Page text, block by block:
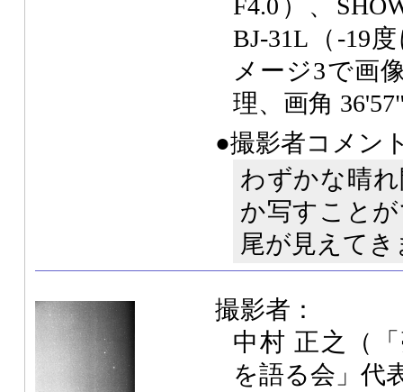
F4.0）、
BJ-31L（-19
メージ3で画
理、画角
●撮影者コメン
わずかな晴
か写すこと
尾が見えて
撮影者：
中村 正之（
を語る会」代